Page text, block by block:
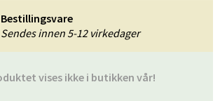
vises ikke i butikken vår!
Bestillingsvare
Sendes innen 5-12 virkedager